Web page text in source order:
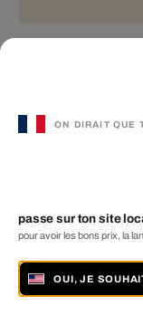
Brooklyn Bridge
Best-seller
LOU2
ON DIRAIT QUE
passe sur ton site
pour avoir les bons prix, la
OUI, JE